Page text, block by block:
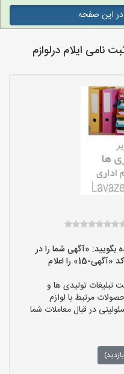
این صفحه
ایلام درلوازم
«آگهی شما را در
سایت «لوازم اداری ها» دیده ام و کد «آگهی-15» را اعلام
تبلیغات تولیدی ها و
مرتبط با لوازم
در قبال معاملات شما